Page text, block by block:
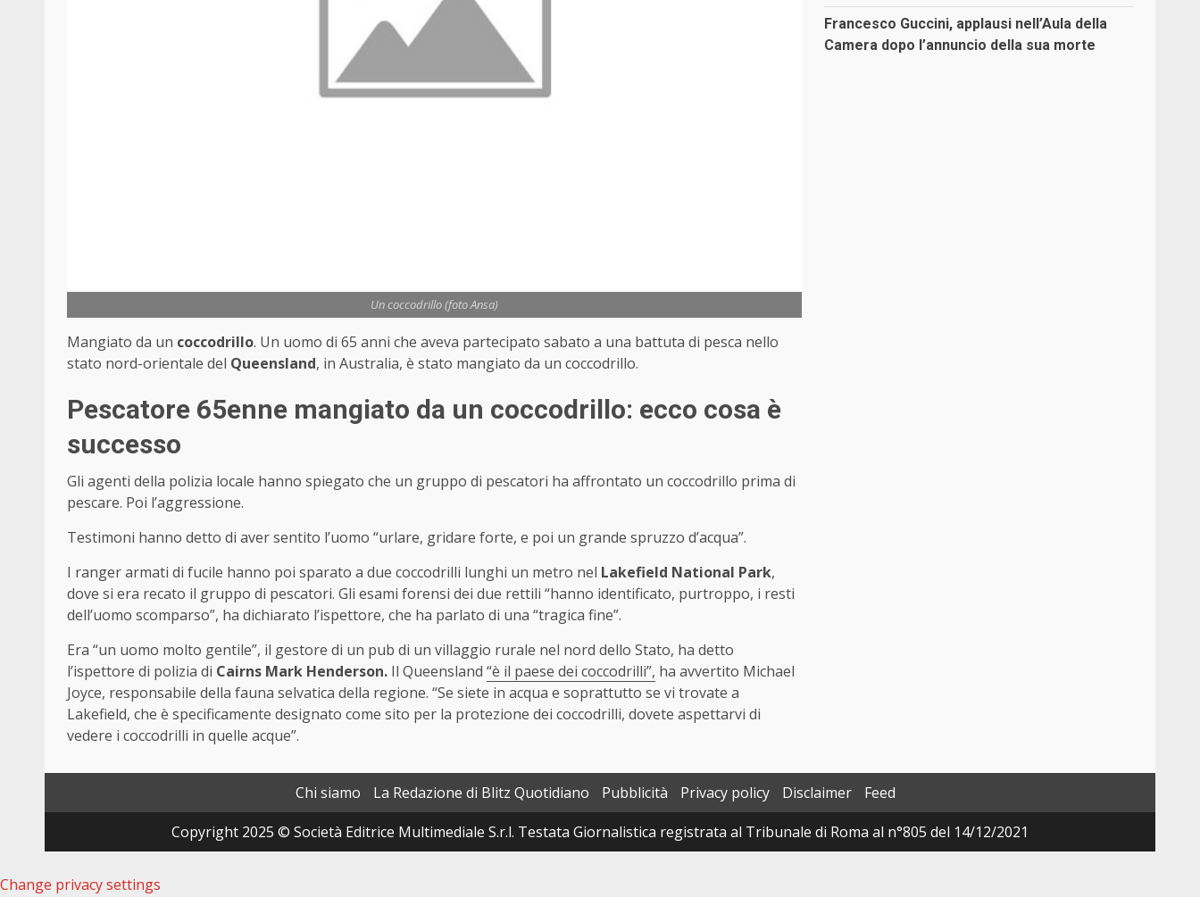
Un coccodrillo (foto Ansa)
Mangiato da un coccodrillo. Un uomo di 65 anni che aveva partecipato sabato a una battuta di pesca nello
stato nord-orientale del Queensland, in Australia, è stato mangiato da un coccodrillo.
Pescatore 65enne mangiato da un coccodrillo: ecco cosa è
successo
Gli agenti della polizia locale hanno spiegato che un gruppo di pescatori ha affrontato un coccodrillo prima di
pescare. Poi l’aggressione.
Testimoni hanno detto di aver sentito l’uomo “urlare, gridare forte, e poi un grande spruzzo d’acqua”.
I ranger armati di fucile hanno poi sparato a due coccodrilli lunghi un metro nel Lakefield National Park,
dove si era recato il gruppo di pescatori. Gli esami forensi dei due rettili “hanno identificato, purtroppo, i resti
dell’uomo scomparso”, ha dichiarato l’ispettore, che ha parlato di una “tragica fine”.
Era “un uomo molto gentile”, il gestore di un pub di un villaggio rurale nel nord dello Stato, ha detto
l’ispettore di polizia di Cairns Mark Henderson. Il Queensland “è il paese dei coccodrilli”, ha avvertito Michael
Joyce, responsabile della fauna selvatica della regione. “Se siete in acqua e soprattutto se vi trovate a
Lakefield, che è specificamente designato come sito per la protezione dei coccodrilli, dovete aspettarvi di
vedere i coccodrilli in quelle acque”.
Francesco Guccini, applausi nell’Aula della
Camera dopo l’annuncio della sua morte
Chi siamo La Redazione di Blitz Quotidiano Pubblicità Privacy policy Disclaimer
Feed
Copyright 2025 © Società Editrice Multimediale S.r.l. Testata Giornalistica registrata al Tribunale di Roma al n°805 del 14/12/2021
Change privacy settings